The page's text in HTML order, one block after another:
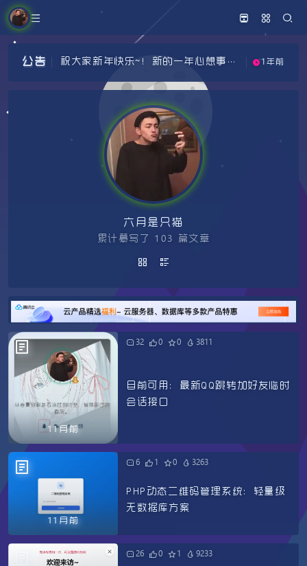
公告
~
1年前
祝大家新年快乐~！新的一年心想事成
~
祝大家新年快乐~！新的一年心想事成
~
1年前
六月是只猫
累计纂写了 103 篇文章
11月前
32 0 0 3811
目前可用：最新QQ跳转加好友临时
会话接口
11月前
6 1 0 3263
PHP动态二维码管理系统：轻量级
无数据库方案
26 0 1 9233